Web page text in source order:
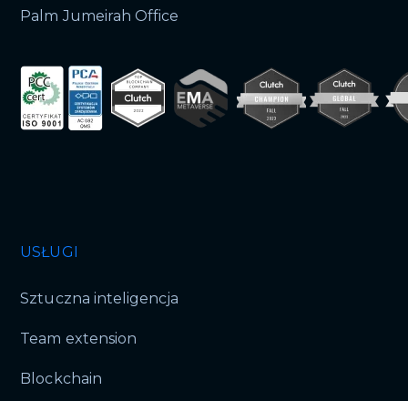
Palm Jumeirah Office
USŁUGI
Sztuczna inteligencja
Team extension
Blockchain